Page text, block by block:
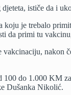
ističe da i
je trebalo
da primi tu
nakon
100 do 1.000 KM
Dušanka Nikolić.